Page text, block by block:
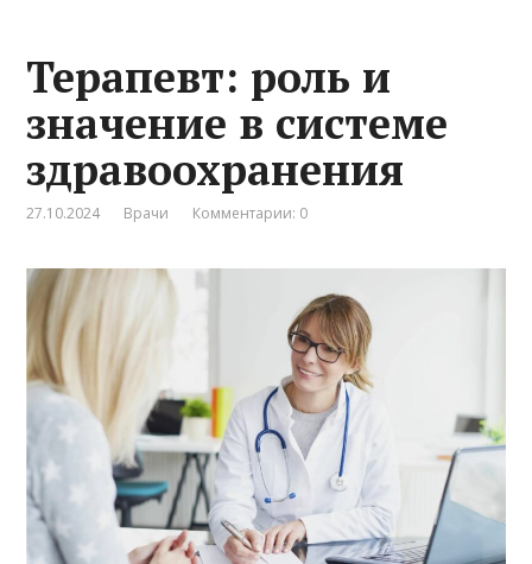
Терапевт: роль и
значение в системе
здравоохранения
27.10.2024 Врачи Комментарии: 0